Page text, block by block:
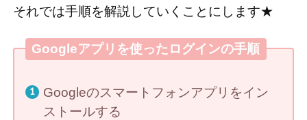
それでは手順を解説していくことにします★
Googleアプリを使ったログインの手順
Googleのスマートフォンアプリをイン
ストールする